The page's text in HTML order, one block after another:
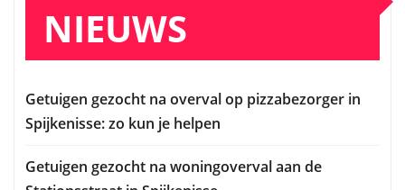
NIEUWS
Getuigen gezocht na overval op pizzabezorger in
Spijkenisse: zo kun je helpen
Getuigen gezocht na woningoverval aan de